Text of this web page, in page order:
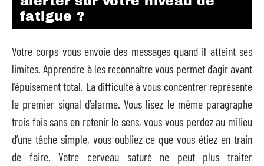
fatigue ?
Votre corps vous envoie des messages quand il atteint ses
limites. Apprendre à les reconnaître vous permet d’agir avant
l’épuisement total. La difficulté à vous concentrer représente
le premier signal d’alarme. Vous lisez le même paragraphe
trois fois sans en retenir le sens, vous vous perdez au milieu
d’une tâche simple, vous oubliez ce que vous étiez en train
de faire. Votre cerveau saturé ne peut plus traiter